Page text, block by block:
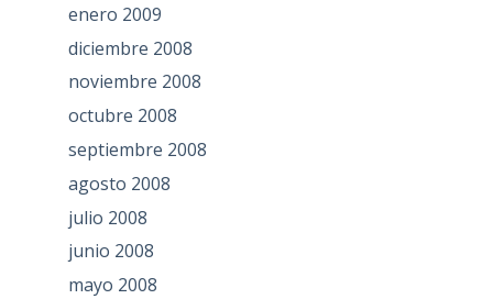
enero 2009
diciembre 2008
noviembre 2008
octubre 2008
septiembre 2008
agosto 2008
julio 2008
junio 2008
mayo 2008